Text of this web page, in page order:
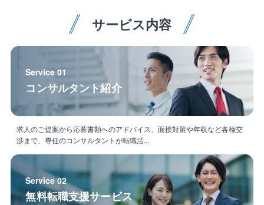
サービス内容
Service 01
コンサルタント紹介
求人のご提案から応募書類へのアドバイス、面接対策や年収など各種交
渉まで、専任のコンサルタントが転職活...
Service 02
無料転職支援サービス